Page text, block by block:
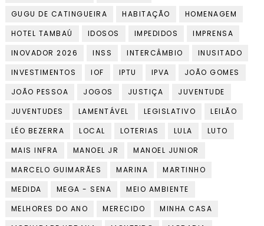
GUGU DE CATINGUEIRA
HABITAÇÃO
HOMENAGEM
HOTEL TAMBAÚ
IDOSOS IMPEDIDOS
IMPRENSA
INOVADOR 2026
INSS INTERCÂMBIO
INUSITADO
INVESTIMENTOS
IOF IPTU IPVA
JOÃO GOMES
JOÃO PESSOA
JOGOS JUSTIÇA
JUVENTUDE
JUVENTUDES
LAMENTÁVEL LEGISLATIVO
LEILÃO
LÉO BEZERRA
LOCAL LOTERIAS LULA
LUTO
MAIS INFRA
MANOEL JR
MANOEL JUNIOR
MARCELO GUIMARÃES
MARINA
MARTINHO
MEDIDA
MEGA - SENA
MEIO AMBIENTE
MELHORES DO ANO
MERECIDO
MINHA CASA